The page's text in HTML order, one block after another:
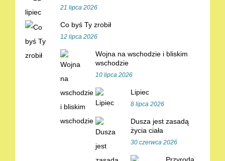
21 lipca 2026
Co byś Ty zrobił
12 lipca 2026
Wojna na wschodzie i bliskim
wschodzie
10 lipca 2026
Lipiec
8 lipca 2026
Dusza jest zasadą
życia ciała
30 czerwca 2026